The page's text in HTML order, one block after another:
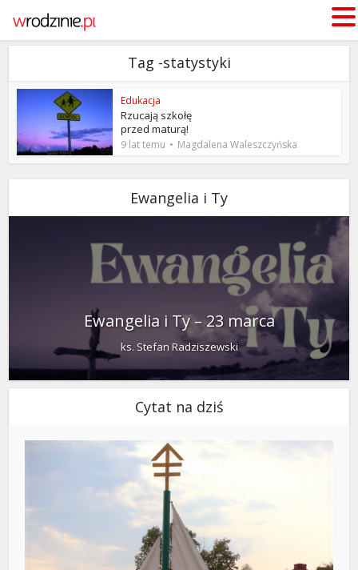
Tag -statystyki
Edukacja
Rzucają szkołę
przed maturą!
9 lat temu Magdalena Waleszczyńska
Ewangelia i Ty
Ewangelia i Ty – 23 marca
ks. Stefan Radziszewski
Cytat na dziś